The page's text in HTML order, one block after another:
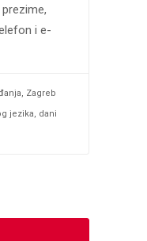
i e-
, Zagreb
jezika, dani